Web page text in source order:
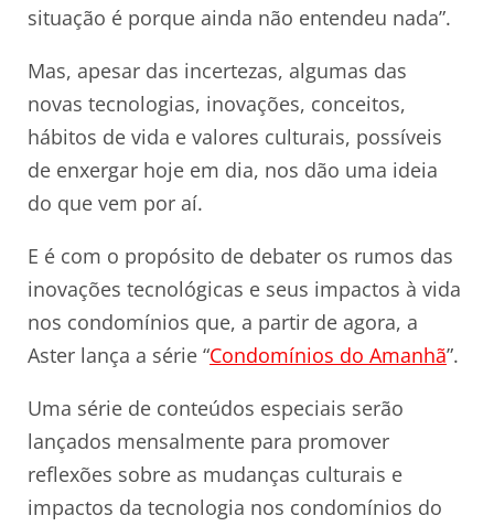
situação é porque ainda não entendeu nada”.
Mas, apesar das incertezas, algumas das
novas tecnologias, inovações, conceitos,
hábitos de vida e valores culturais, possíveis
de enxergar hoje em dia, nos dão uma ideia
do que vem por aí.
E é com o propósito de debater os rumos das
inovações tecnológicas e seus impactos à vida
nos condomínios que, a partir de agora, a
Aster lança a série “Condomínios do Amanhã”.
Uma série de conteúdos especiais serão
lançados mensalmente para promover
reflexões sobre as mudanças culturais e
impactos da tecnologia nos condomínios do